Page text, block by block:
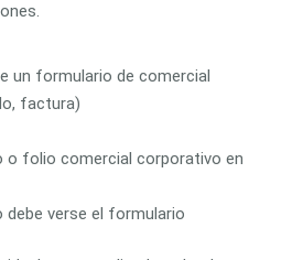
un formulario de comercial
factura)
o folio comercial corporativo en
debe verse el formulario